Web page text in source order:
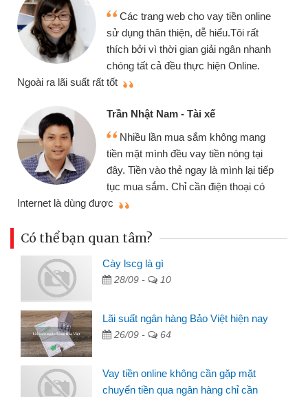
Các trang web cho vay tiền online
sử dụng thân thiện, dễ hiểu.Tôi rất
thích bởi vì thời gian giải ngân nhanh
chóng tất cả đều thực hiện Online.
Ngoài ra lãi suất rất tốt
Trần Nhật Nam - Tài xế
Nhiều lần mua sắm không mang
tiền mặt mình đều vay tiền nóng tại
đây. Tiền vào thẻ ngay là mình lại tiếp
tục mua sắm. Chỉ cần điện thoại có
Internet là dùng được
Có thể bạn quan tâm?
Cày lscg là gì
28/09 - 10
Lãi suất ngân hàng Bảo Việt hiện nay
26/09 - 64
Vay tiền online không cần gặp mặt
chuyển tiền qua ngân hàng chỉ cần